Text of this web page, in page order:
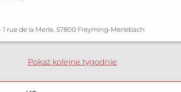
1 rue de la Merle, 57800 Freyming-Merlebach
Pokaż kolejne tygodnie